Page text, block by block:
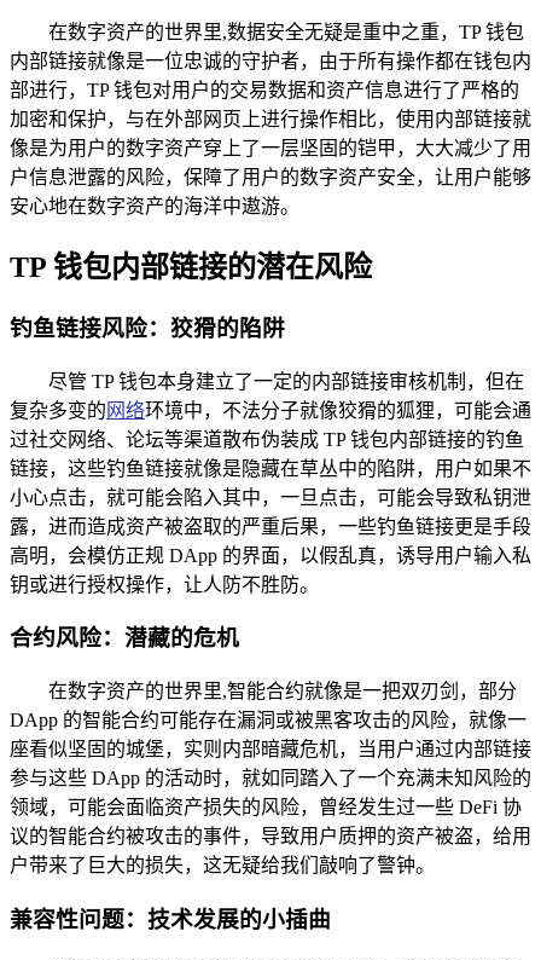
在数字资产的世界里,数据安全无疑是重中之重，TP 钱包
内部链接就像是一位忠诚的守护者，由于所有操作都在钱包内
部进行，TP 钱包对用户的交易数据和资产信息进行了严格的
加密和保护，与在外部网页上进行操作相比，使用内部链接就
像是为用户的数字资产穿上了一层坚固的铠甲，大大减少了用
户信息泄露的风险，保障了用户的数字资产安全，让用户能够
安心地在数字资产的海洋中遨游。
TP 钱包内部链接的潜在风险
钓鱼链接风险：狡猾的陷阱
尽管 TP 钱包本身建立了一定的内部链接审核机制，但在
复杂多变的 网络环境中，不法分子就像狡猾的狐狸，可能会通
过社交网络、论坛等渠道散布伪装成 TP 钱包内部链接的钓鱼
链接，这些钓鱼链接就像是隐藏在草丛中的陷阱，用户如果不
小心点击，就可能会陷入其中，一旦点击，可能会导致私钥泄
露，进而造成资产被盗取的严重后果，一些钓鱼链接更是手段
高明，会模仿正规 DApp 的界面，以假乱真，诱导用户输入私
钥或进行授权操作，让人防不胜防。
合约风险：潜藏的危机
在数字资产的世界里,智能合约就像是一把双刃剑，部分
DApp 的智能合约可能存在漏洞或被黑客攻击的风险，就像一
座看似坚固的城堡，实则内部暗藏危机，当用户通过内部链接
参与这些 DApp 的活动时，就如同踏入了一个充满未知风险的
领域，可能会面临资产损失的风险，曾经发生过一些 DeFi 协
议的智能合约被攻击的事件，导致用户质押的资产被盗，给用
户带来了巨大的损失，这无疑给我们敲响了警钟。
兼容性问题：技术发展的小插曲